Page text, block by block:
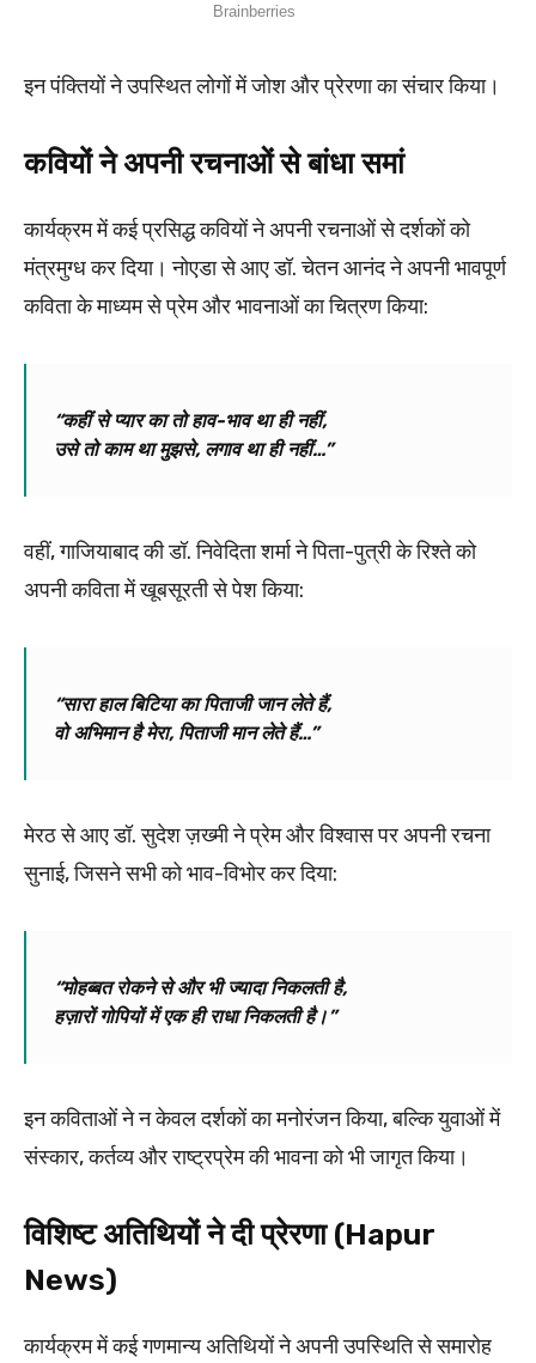
इन पंक्तियों ने उपस्थित लोगों में जोश और प्रेरणा का संचार किया।
कवियों ने अपनी रचनाओं से बांधा समां
कार्यक्रम में कई प्रसिद्ध कवियों ने अपनी रचनाओं से दर्शकों को
मंत्रमुग्ध कर दिया। नोएडा से आए डॉ. चेतन आनंद ने अपनी भावपूर्ण
कविता के माध्यम से प्रेम और भावनाओं का चित्रण किया:
“कहीं से प्यार का तो हाव-भाव था ही नहीं,
उसे तो काम था मुझसे, लगाव था ही नहीं…”
वहीं, गाजियाबाद की डॉ. निवेदिता शर्मा ने पिता-पुत्री के रिश्ते को
अपनी कविता में खूबसूरती से पेश किया:
“सारा हाल बिटिया का पिताजी जान लेते हैं,
वो अभिमान है मेरा, पिताजी मान लेते हैं…”
मेरठ से आए डॉ. सुदेश ज़ख्मी ने प्रेम और विश्वास पर अपनी रचना
सुनाई, जिसने सभी को भाव-विभोर कर दिया:
“मोहब्बत रोकने से और भी ज्यादा निकलती है,
हज़ारों गोपियों में एक ही राधा निकलती है।”
इन कविताओं ने न केवल दर्शकों का मनोरंजन किया, बल्कि युवाओं में
संस्कार, कर्तव्य और राष्ट्रप्रेम की भावना को भी जागृत किया।
विशिष्ट अतिथियों ने दी प्रेरणा (Hapur
News)
कार्यक्रम में कई गणमान्य अतिथियों ने अपनी उपस्थिति से समारोह